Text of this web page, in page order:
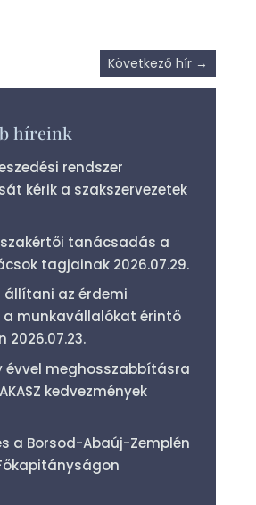
Következő hír →
híreink
rendszer
kérik a szakszervezetek
tanácsadás a
tagjainak 2026.07.29.
állítani az érdemi
munkavállalókat érintő
2026.07.23.
évvel meghosszabbításra
kedvezmények
a Borsod-Abaúj-Zemplén